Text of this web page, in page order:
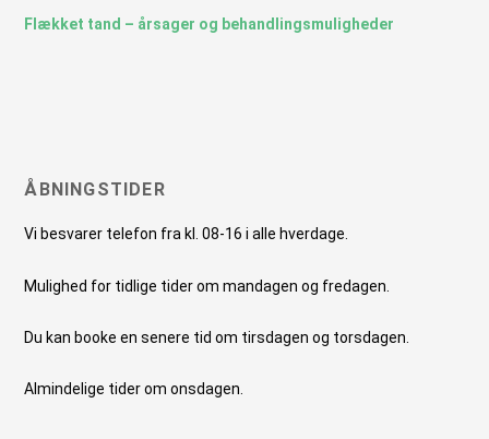
Flækket tand – årsager og behandlingsmuligheder
ÅBNINGSTIDER
Vi besvarer telefon fra kl. 08-16 i alle hverdage.
Mulighed for tidlige tider om mandagen og fredagen.
Du kan booke en senere tid om tirsdagen og torsdagen.
Almindelige tider om onsdagen.